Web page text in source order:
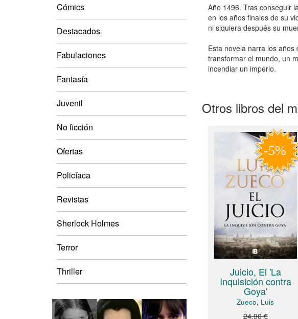
Cómics
Destacados
Fabulaciones
Fantasía
Juvenil
No ficción
Ofertas
Policíaca
Revistas
Sherlock Holmes
Terror
Thriller
Año 1496. Tras conseguir
en los años finales de su
ni siquiera después su
Esta novela narra los
transformar el mundo, un
incendiar un imperio.
Otros libros del
Juicio, El 'La
Inquisición contra
Goya'
Zueco, Luis
24,90 €